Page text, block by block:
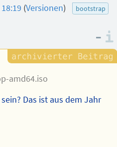
(Versionen)
bootstrap
–
amd64.iso
Das ist aus dem Jahr